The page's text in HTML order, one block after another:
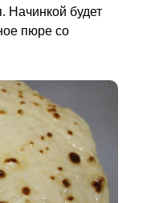
Начинкой будет
пюре со